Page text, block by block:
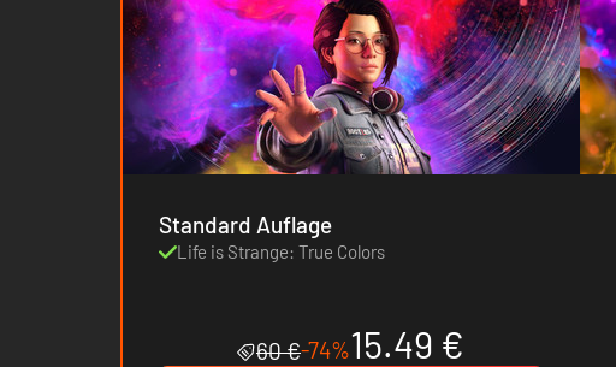
Standard Auflage
Life is Strange: True Colors
60 €-74%15.49 €